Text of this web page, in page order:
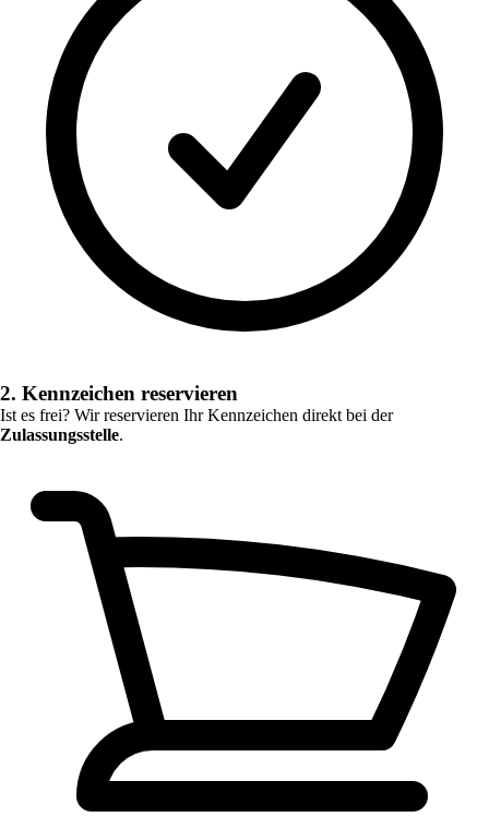
2. Kennzeichen reservieren
Ist es frei? Wir reservieren Ihr Kennzeichen direkt bei der
Zulassungsstelle.